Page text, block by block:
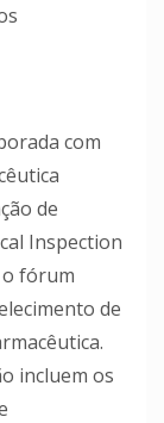
com
de
Inspection
o fórum
de
incluem os